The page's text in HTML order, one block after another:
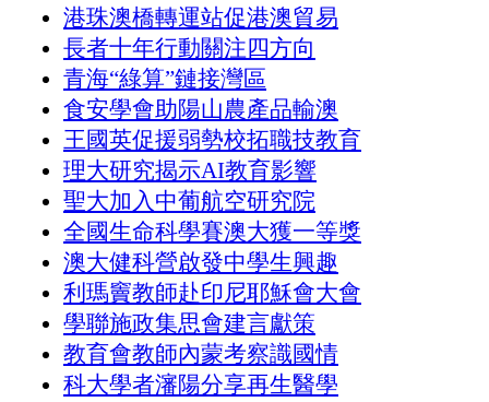
港珠澳橋轉運站促港澳貿易
長者十年行動關注四方向
青海“綠算”鏈接灣區
食安學會助陽山農產品輸澳
王國英促援弱勢校拓職技教育
理大研究揭示AI教育影響
聖大加入中葡航空研究院
全國生命科學賽澳大獲一等獎
澳大健科營啟發中學生興趣
利瑪竇教師赴印尼耶穌會大會
學聯施政集思會建言獻策
教育會教師內蒙考察識國情
科大學者瀋陽分享再生醫學